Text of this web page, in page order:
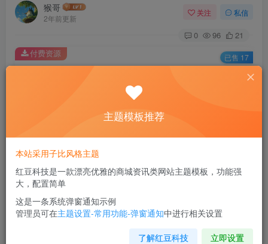
猴哥
2年前更新
关注 私信
0 96 21
此内容为付费资源，请付费后查看
￥9.9
您当前未登录！建议登陆后购买，可保存购买订单
付费资源 已售 17
全自动游戏租赁，实操教学，手把手教你月入3万+
主题模板推荐
本站采用子比风格主题
红豆科技是一款漂亮优雅的商城资讯类网站主题模板，功能强
大，配置简单
这是一条系统弹窗通知示例
管理员可在主题设置-常用功能-弹窗通知中进行相关设置
了解红豆科技 立即设置